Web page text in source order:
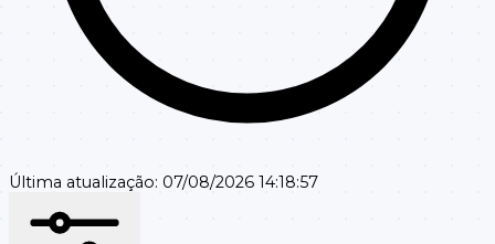
Última atualização: 07/08/2026 14:18:57